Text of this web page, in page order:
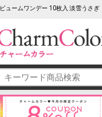
ビュームワンデー 10枚入 淡雪うさ